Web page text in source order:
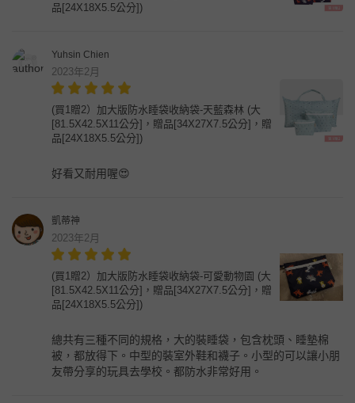
品[24X18X5.5公分])
Yuhsin Chien
2023年2月
(買1贈2）加大版防水睡袋收納袋-天藍森林 (大
[81.5X42.5X11公分]，贈品[34X27X7.5公分]，贈
品[24X18X5.5公分])
好看又耐用喔😍
凱蒂神
2023年2月
(買1贈2）加大版防水睡袋收納袋-可愛動物園 (大
[81.5X42.5X11公分]，贈品[34X27X7.5公分]，贈
品[24X18X5.5公分])
總共有三種不同的規格，大的裝睡袋，包含枕頭、睡墊棉
被，都放得下。中型的裝室外鞋和襪子。小型的可以讓小朋
友帶分享的玩具去學校。都防水非常好用。